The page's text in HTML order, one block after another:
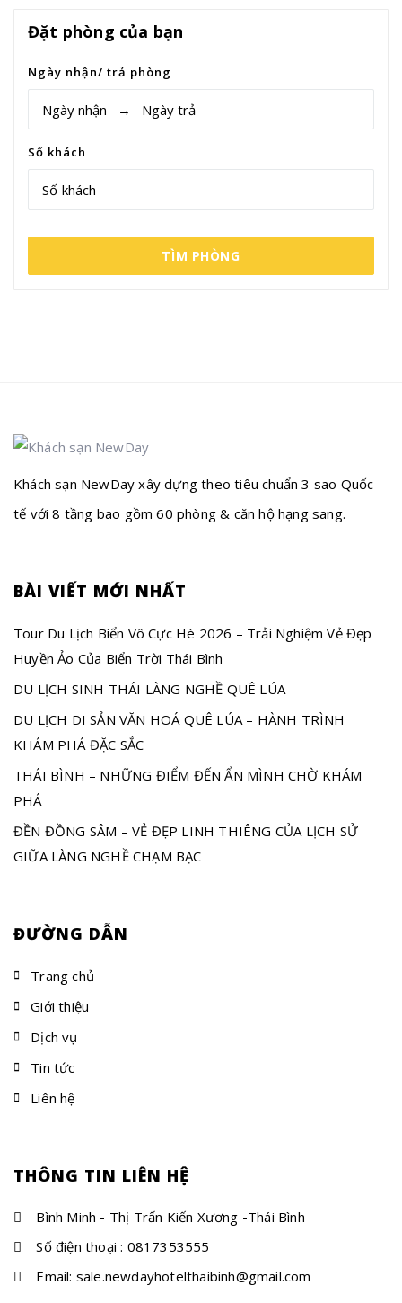
Đặt phòng của bạn
Ngày nhận/ trả phòng
Số khách
Số khách
TÌM PHÒNG
Khách sạn NewDay xây dựng theo tiêu chuẩn 3 sao Quốc
tế với 8 tầng bao gồm 60 phòng & căn hộ hạng sang.
BÀI VIẾT MỚI NHẤT
Tour Du Lịch Biển Vô Cực Hè 2026 – Trải Nghiệm Vẻ Đẹp
Huyền Ảo Của Biển Trời Thái Bình
DU LỊCH SINH THÁI LÀNG NGHỀ QUÊ LÚA
DU LỊCH DI SẢN VĂN HOÁ QUÊ LÚA – HÀNH TRÌNH
KHÁM PHÁ ĐẶC SẮC
THÁI BÌNH – NHỮNG ĐIỂM ĐẾN ẨN MÌNH CHỜ KHÁM
PHÁ
ĐỀN ĐỒNG SÂM – VẺ ĐẸP LINH THIÊNG CỦA LỊCH SỬ
GIỮA LÀNG NGHỀ CHẠM BẠC
ĐƯỜNG DẪN
Trang chủ
Giới thiệu
Dịch vụ
Tin tức
Liên hệ
THÔNG TIN LIÊN HỆ
Bình Minh - Thị Trấn Kiến Xương -Thái Bình
Số điện thoại : 0817353555
Email: sale.newdayhotelthaibinh@gmail.com